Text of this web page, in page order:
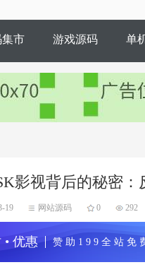
市 游戏源码 单
影视背后的秘密
19 网站源码 0 292
• 优惠 赞 助 1 9 9 全 站 免